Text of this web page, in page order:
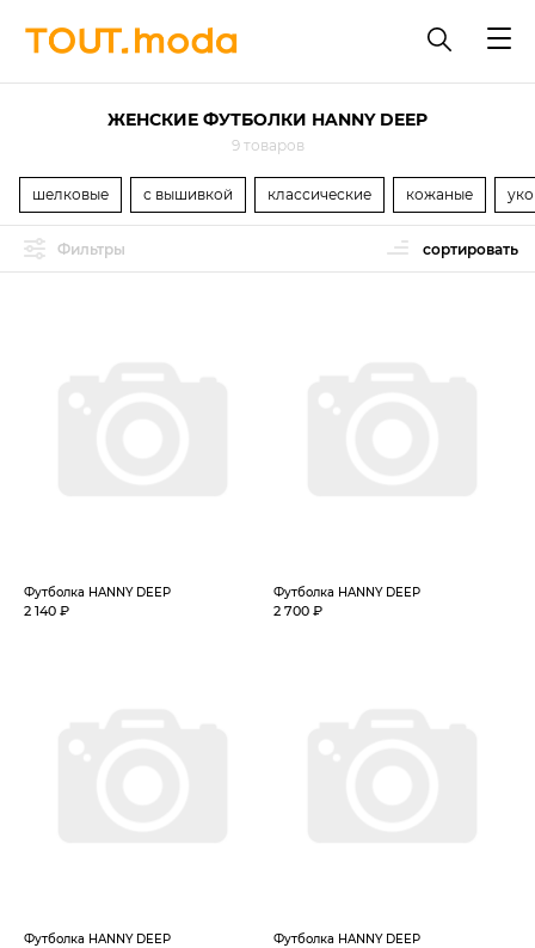
ЖЕНСКИЕ ФУТБОЛКИ HANNY DEEP
9 товаров
шелковые с вышивкой классические кожаные
Фильтры сортировать
Футболка HANNY DEEP
2 140 ₽
Футболка HANNY DEEP
2 700 ₽
Футболка HANNY DEEP Футболка HANNY DEEP